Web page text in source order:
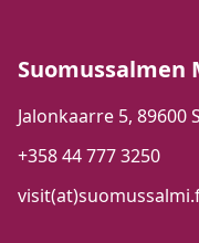
Jalonkaarre 5, 89600
+358 44 777 3250